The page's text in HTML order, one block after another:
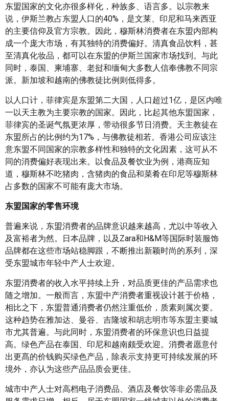
东盟国家的文化亦很多样化，种族多、语言多。以宗教来
说，伊斯兰教占东盟人口的40%，是文莱、印尼和马来西亚
的主要信仰及官方宗教。因此，穆斯林消费者在东盟内部构
成一个庞大市场，有其独特的消费偏好。清真食品饮料，甚
至清真化妆品，都可以在东盟的伊斯兰国家市场找到。与此
同时，泰国、柬埔寨、老挝和缅甸大多数人信奉佛教不同宗
派。新加坡和越南的佛教徒比例则低得多。
以人口计，菲律宾是东盟第二大国，人口超过1亿，是区内唯
一以天主教为主要宗教的国家。因此，比起其他东盟国家，
菲律宾的圣诞气氛更浓厚，带动很多节日消费。天主教徒在
东盟所占的比例约为17%，与佛教徒相若。香港公司应该注
意东盟不同国家的宗教多样性和独特的文化因素，这可从不
同的消费偏好表现出来。以食品及餐饮业为例，港商应知
道，穆斯林不吃猪肉，含猪肉的食品和菜肴在印尼等穆斯林
占多数的国家不可能有庞大市场。
东盟国家的零售环境
普遍来说，东盟消费者的品牌意识越来越高，尤以中等收入
及富裕者为然。日本品牌，以及Zara和H&M等国际时装服饰
品牌都在这些市场站稳脚跟，不断推出新颖时尚的系列，深
受东盟城市年轻中产人士欢迎。
东盟消费者的收入水平持续上升，对品质更佳的产品需求也
随之增加。一般而言，东盟中产消费者重视设计甚于价格，
相比之下，东盟普通消费者仍然注重低价，质素则属次要。
这种趋势在雅加达、曼谷、吉隆坡和胡志明市等东盟主要城
市尤其普遍。与此同时，东盟消费者的环保意识也日益提
高。绿色产品在泰国、印尼和越南颇受欢迎。消费者愿意付
出更髙的价钱购买绿色产品，除表示支持更可持续发展的环
境外，亦认为这些产品品质会更佳。
城市中产人士对高档电子消费品、酒店及餐饮等非必需品及